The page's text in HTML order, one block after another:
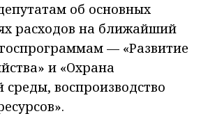
об основных
расходов на ближайший
— «Развитие
и «Охрана
воспроизводство